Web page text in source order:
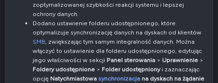
zoptymalizowanej szybkości reakcji systemu i lepszej
ochrony danych.
Dodano ustawienie folderu udostępnionego, które
optymalizuje synchronizację danych na dyskach od klientów
SMB , zwiększając tym samym integralność danych. Można
włączyć to ustawienie dla folderu udostępnionego, edytując
jego właściwości w sekcji Panel sterowania > Uprawnienie >
Foldery udostępnione > Folder udostępnionyi zaznaczając
opcję Natychmiastowa synchronizacja na dyskach na żądanie